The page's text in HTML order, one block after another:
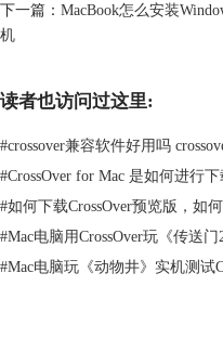
虚拟机软件可以在苹果电脑的
通过这种方式，用户可以在苹果
独立的Windows操作系统，从而
机软件包括VMware Fusion和
下一篇： MacBook怎么安装
机
读者也访问过这里:
#crossover兼容软件好用吗
#CrossOver for Mac 是如何进行
#如何下载CrossOver预览版，如
#Mac电脑用CrossOver玩《传送
#Mac电脑玩《动物井》实机测试